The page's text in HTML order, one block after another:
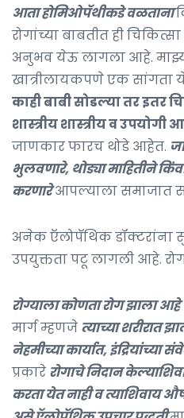
आता होमिओपॅथीकडे वळताना
रोगांच्या बाबतीत ही
अनुभव येऊ लागला आहे.
खात्रीलायकपणे एक सांगता
काही बाबी सोडल्या तर इतर
शास्त्रीय शास्त्रीय व उपयोगी
जाणकार फारच थोडे आहेत.
भुलवणारे, थोड्या माहितीने
करणारेआपल्याला समाजात
अनेक ऍलोपॅथिक डॉक्टरांना
उपयुक्तता पटू लागली आहे.
रोग्याला कोणता रोग झाला आहे
मार्ग म्हणजे त्याच्या शरीरात
नेहमीच्या कार्यात,
प्रकारे रोगाचे निदान
करता येत नाही व त्याशिवाय